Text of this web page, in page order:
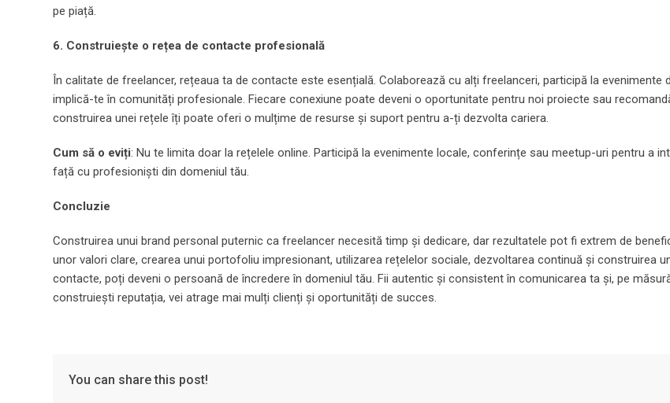
pe piață.
6. Construiește o rețea de contacte profesională
În calitate de freelancer, rețeaua ta de contacte este esențială. Colaborează cu alți freelanceri, participă la evenimente
implică-te în comunități profesionale. Fiecare conexiune poate deveni o oportunitate pentru noi proiecte sau
construirea unei rețele îți poate oferi o mulțime de resurse și suport pentru a-ți dezvolta cariera.
Cum să o eviți: Nu te limita doar la rețelele online. Participă la evenimente locale, conferințe sau meetup-uri pentru a
față cu profesioniști din domeniul tău.
Concluzie
Construirea unui brand personal puternic ca freelancer necesită timp și dedicare, dar rezultatele pot fi extrem de
unor valori clare, crearea unui portofoliu impresionant, utilizarea rețelelor sociale, dezvoltarea continuă și construirea
contacte, poți deveni o persoană de încredere în domeniul tău. Fii autentic și consistent în comunicarea ta și, pe
construiești reputația, vei atrage mai mulți clienți și oportunități de succes.
You can share this post!